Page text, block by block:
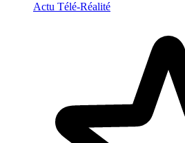
Actu Télé-Réalité